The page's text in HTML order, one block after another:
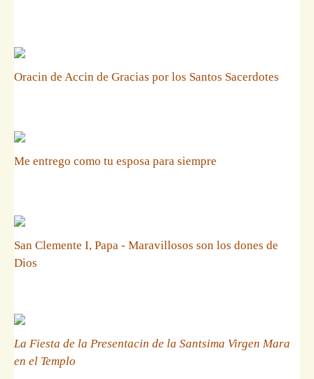
Oracin de Accin de Gracias por los Santos Sacerdotes
Me entrego como tu esposa para siempre
San Clemente I, Papa - Maravillosos son los dones de
Dios
La Fiesta de la Presentacin de la Santsima Virgen Mara
en el Templo